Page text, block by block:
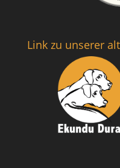
Link zu unserer